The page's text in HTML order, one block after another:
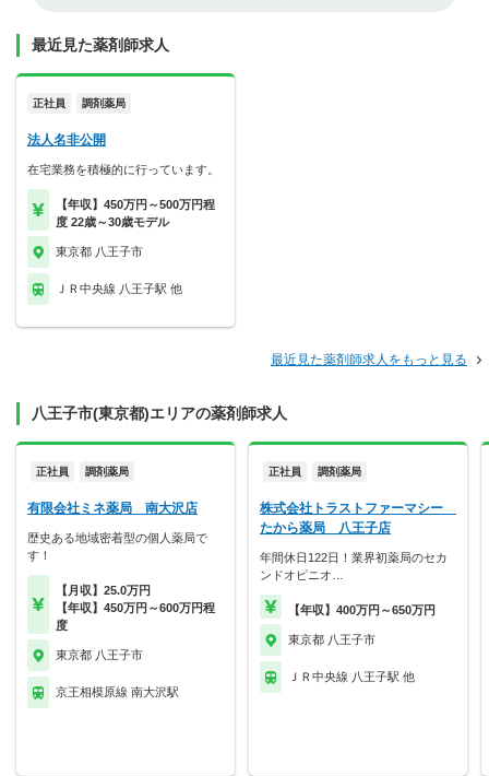
最近見た薬剤師求人
正社員 調剤薬局
法人名非公開
在宅業務を積極的に行っています。
【年収】450万円～500万円程
度 22歳～30歳モデル
東京都 八王子市
ＪＲ中央線 八王子駅 他
最近見た薬剤師求人をもっと見る
八王子市(東京都)エリアの薬剤師求人
正社員 調剤薬局
有限会社ミネ薬局 南大沢店
歴史ある地域密着型の個人薬局で
す！
【月収】25.0万円
【年収】450万円～600万円程
度
東京都 八王子市
京王相模原線 南大沢駅
正社員 調剤薬局
株式会社トラストファーマシー
たから薬局 八王子店
年間休日122日！業界初薬局のセカ
ンドオピニオ…
【年収】400万円～650万円
東京都 八王子市
ＪＲ中央線 八王子駅 他